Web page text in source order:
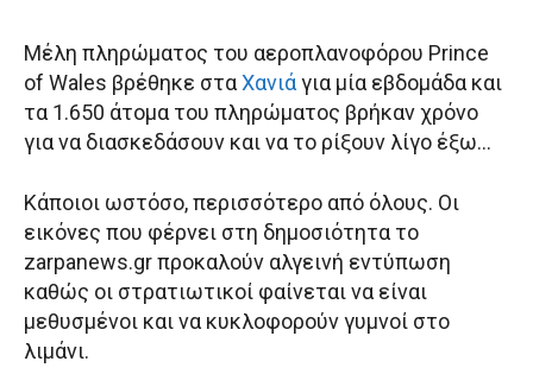
Μέλη πληρώματος του αεροπλανοφόρου Prince
of Wales βρέθηκε σταΧανιάγια μία εβδομάδα και
τα 1.650 άτομα του πληρώματος βρήκαν χρόνο
για να διασκεδάσουν και να το ρίξουν λίγο έξω…
Κάποιοι ωστόσο, περισσότερο από όλους. Οι
εικόνες που φέρνει στη δημοσιότητα το
zarpanews.gr προκαλούν αλγεινή εντύπωση
καθώς οι στρατιωτικοί φαίνεται να είναι
μεθυσμένοι και να κυκλοφορούν γυμνοί στο
λιμάνι.